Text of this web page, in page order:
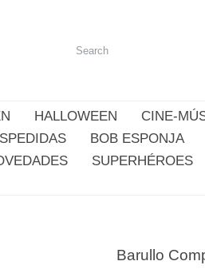
HALLOWEEN
CINE-
BOB ESPONJA
SUPERHÉROES
Barullo